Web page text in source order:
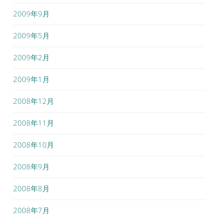
2009年9月
2009年5月
2009年2月
2009年1月
2008年12月
2008年11月
2008年10月
2008年9月
2008年8月
2008年7月